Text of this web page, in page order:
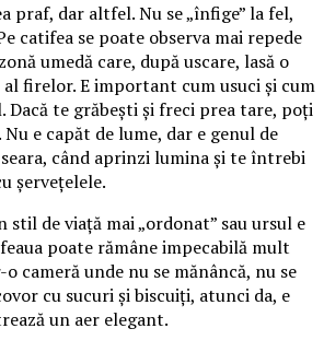
praf, dar altfel. Nu se „înfige” la fel,
catifea se poate observa mai repede
umedă care, după uscare, lasă o
firelor. E important cum usuci și cum
Dacă te grăbești și freci prea tare, poți
Nu e capăt de lume, dar e genul de
când aprinzi lumina și te întrebi
șervețelele.
stil de viață mai „ordonat” sau ursul e
poate rămâne impecabilă mult
cameră unde nu se mănâncă, nu se
cu sucuri și biscuiți, atunci da, e
un aer elegant.